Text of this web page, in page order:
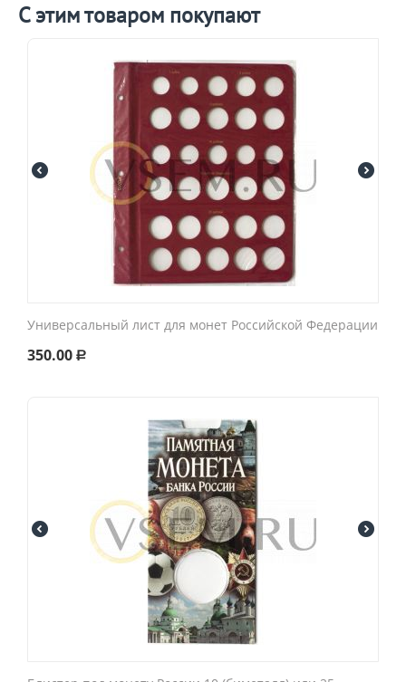
С этим товаром покупают
Универсальный лист для монет Российской Федерации
350.00 Р